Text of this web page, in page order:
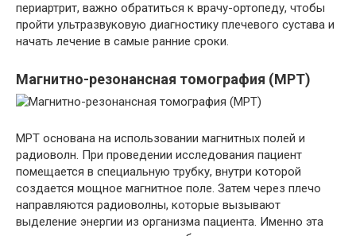
периартрит, важно обратиться к врачу-ортопеду, чтобы
пройти ультразвуковую диагностику плечевого сустава и
начать лечение в самые ранние сроки.
Магнитно-резонансная томография (МРТ)
МРТ основана на использовании магнитных полей и
радиоволн. При проведении исследования пациент
помещается в специальную трубку, внутри которой
создается мощное магнитное поле. Затем через плечо
направляются радиоволны, которые вызывают
выделение энергии из организма пациента. Именно эта